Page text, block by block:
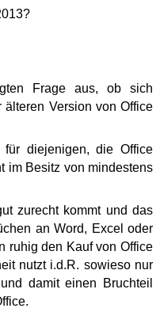
Frage aus, ob sich
Version von Office
diejenigen, die Office
im Besitz von mindestens
zurecht kommt und das
an Word, Excel oder
ruhig den Kauf von Office
nutzt i.d.R. sowieso nur
damit einen Bruchteil